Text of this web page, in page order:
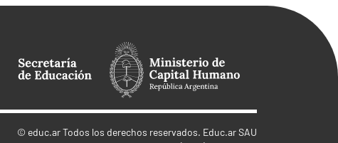
© educ.arTodos los derechos reservados. Educ.ar SAU